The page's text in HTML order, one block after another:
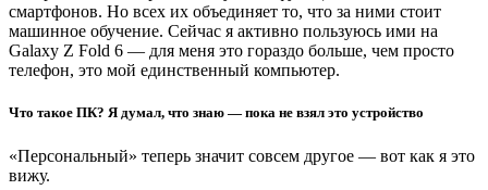
смартфонов. Но всех их объединяет то, что за ними стоит
машинное обучение. Сейчас я активно пользуюсь ими на
Galaxy Z Fold 6 — для меня это гораздо больше, чем просто
телефон, это мой единственный компьютер.
Что такое ПК? Я думал, что знаю — пока не взял это устройство
«Персональный» теперь значит совсем другое — вот как я это
вижу.